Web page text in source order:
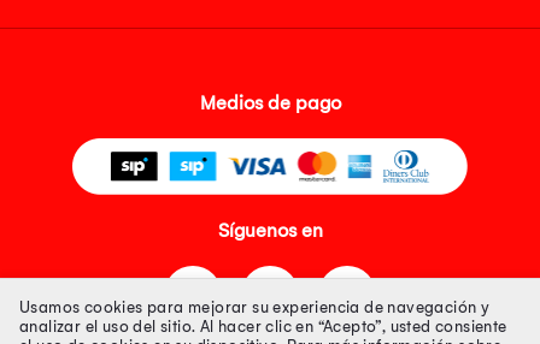
Medios de pago
Síguenos en
Usamos cookies para mejorar su experiencia de navegación y
analizar el uso del sitio. Al hacer clic en “Acepto”, usted consiente